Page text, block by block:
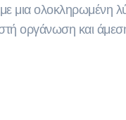
μια ολοκληρωμένη
οργάνωση και